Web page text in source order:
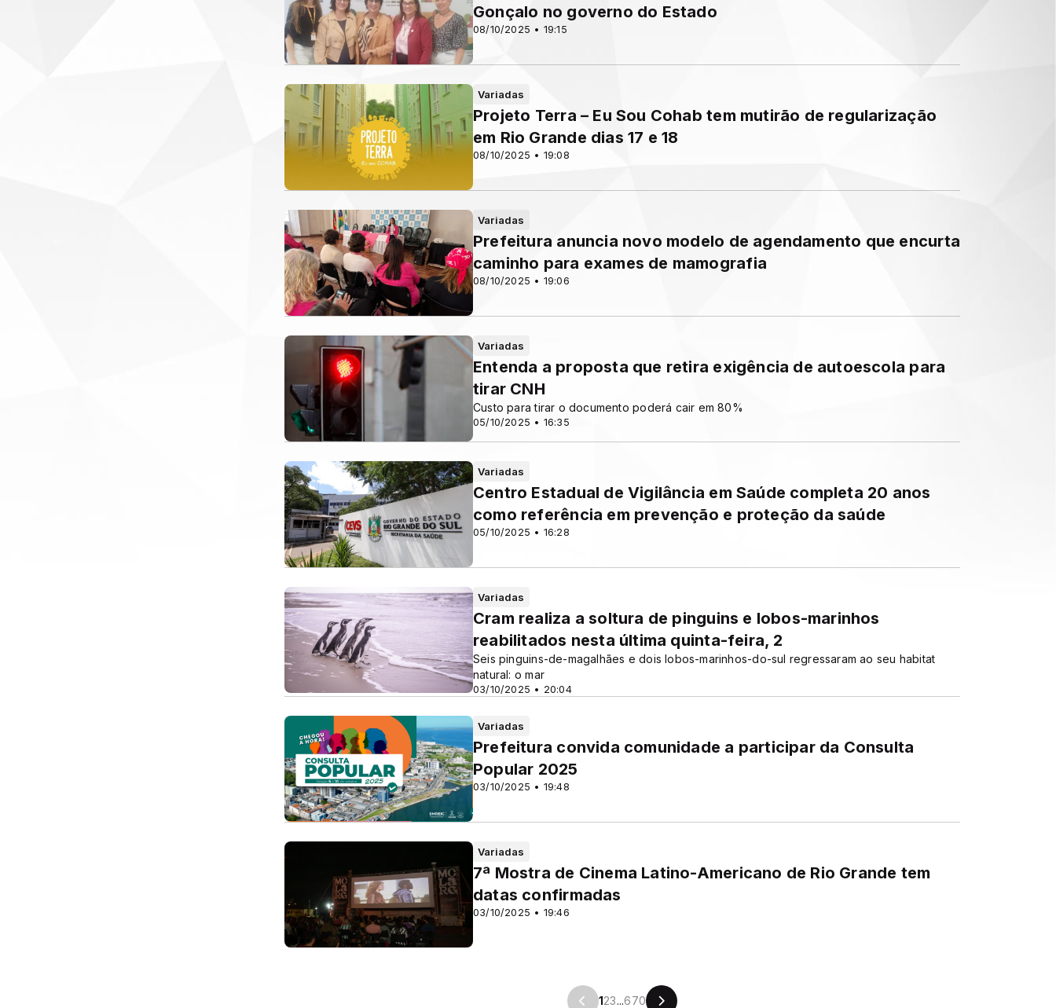
08/10/2025 • 19:15
Gonçalo no governo do Estado
Variadas
08/10/2025 • 19:08
Projeto Terra – Eu Sou Cohab tem mutirão de regularização
em Rio Grande dias 17 e 18
Variadas
08/10/2025 • 19:06
Prefeitura anuncia novo modelo de agendamento que encurta
caminho para exames de mamografia
Variadas
05/10/2025 • 16:35
Entenda a proposta que retira exigência de autoescola para
tirar CNH
Custo para tirar o documento poderá cair em 80%
Variadas
05/10/2025 • 16:28
Centro Estadual de Vigilância em Saúde completa 20 anos
como referência em prevenção e proteção da saúde
Variadas
03/10/2025 • 20:04
Cram realiza a soltura de pinguins e lobos-marinhos
reabilitados nesta última quinta-feira, 2
Seis pinguins-de-magalhães e dois lobos-marinhos-do-sul regressaram ao seu habitat
natural: o mar
Variadas
03/10/2025 • 19:48
Prefeitura convida comunidade a participar da Consulta
Popular 2025
Variadas
03/10/2025 • 19:46
7ª Mostra de Cinema Latino-Americano de Rio Grande tem
datas confirmadas
123...670